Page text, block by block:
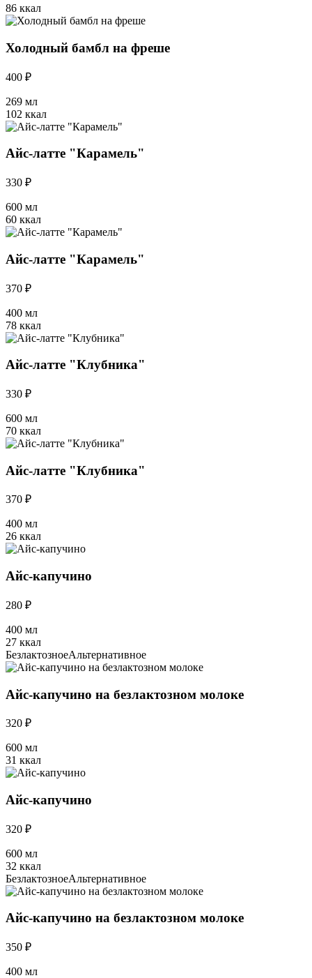
86 ккал
Холодный бамбл на фреше
400 ₽
269 мл
102 ккал
Айс-латте "Карамель"
330 ₽
600 мл
60 ккал
Айс-латте "Карамель"
370 ₽
400 мл
78 ккал
Айс-латте "Клубника"
330 ₽
600 мл
70 ккал
Айс-латте "Клубника"
370 ₽
400 мл
26 ккал
Айс-капучино
280 ₽
400 мл
27 ккал
БезлактозноеАльтернативное
Айс-капучино на безлактозном молоке
320 ₽
600 мл
31 ккал
Айс-капучино
320 ₽
600 мл
32 ккал
БезлактозноеАльтернативное
Айс-капучино на безлактозном молоке
350 ₽
400 мл